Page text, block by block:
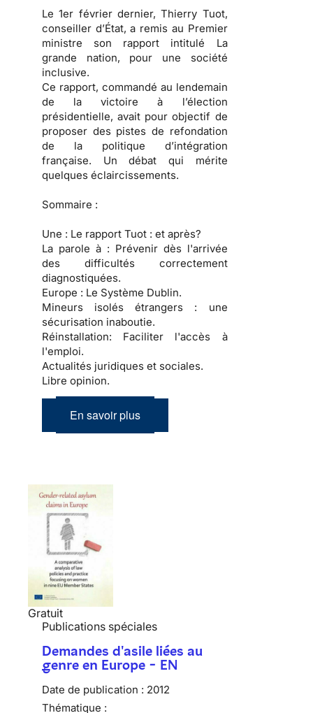
Le 1er février dernier, Thierry Tuot,
conseiller d’État, a remis au Premier
ministre son rapport intitulé La
grande nation, pour une société
inclusive.
Ce rapport, commandé au lendemain
de la victoire à l’élection
présidentielle, avait pour objectif de
proposer des pistes de refondation
de la politique d’intégration
française. Un débat qui mérite
quelques éclaircissements.
Sommaire :
Une : Le rapport Tuot : et après?
La parole à : Prévenir dès l'arrivée
des difficultés correctement
diagnostiquées.
Europe : Le Système Dublin.
Mineurs isolés étrangers : une
sécurisation inaboutie.
Réinstallation: Faciliter l'accès à
l'emploi.
Actualités juridiques et sociales.
Libre opinion.
En savoir plus
Gratuit
Publications spéciales
Demandes d'asile liées au
genre en Europe - EN
Date de publication : 2012
Thématique :